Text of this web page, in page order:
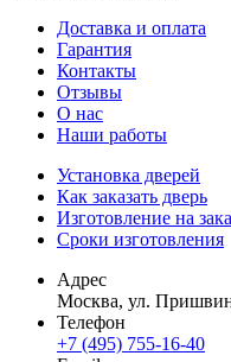
Доставка и оплата
Гарантия
Контакты
Отзывы
О нас
Наши работы
Установка дверей
Как заказать дверь
Изготовление на
Сроки изготовления
Адрес
Москва, ул.
Телефон
+7 (495) 755-16-40